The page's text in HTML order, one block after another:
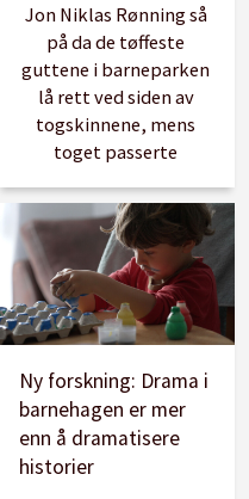
Jon Niklas Rønning så
på da de tøffeste
guttene i barneparken
lå rett ved siden av
togskinnene, mens
toget passerte
Ny forskning: Drama i
barnehagen er mer
enn å dramatisere
historier